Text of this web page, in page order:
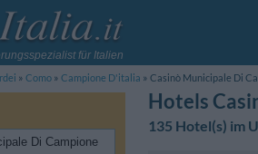
für Italien
Como Campione D'italia Casinò Municipale Di
Hotels
135 Hotel(s) im